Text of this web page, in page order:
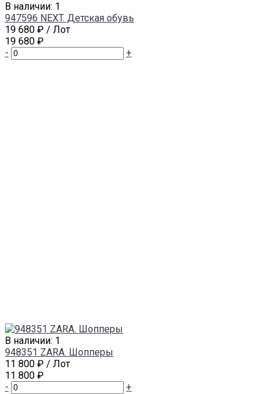
В наличии: 1
947596 NEXT. Детская обувь
19 680 ₽ / Лот
19 680 ₽
-
+
В наличии: 1
948351 ZARA. Шопперы
11 800 ₽ / Лот
11 800 ₽
-
+